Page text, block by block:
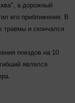
а дорожный
его приближения. В
травмы и скончался
поездов на 10
являлся